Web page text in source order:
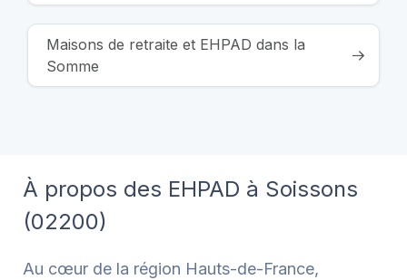
Maisons de retraite et EHPAD dans la
Somme
À propos des EHPAD à Soissons
(02200)
Au cœur de la région Hauts-de-France,